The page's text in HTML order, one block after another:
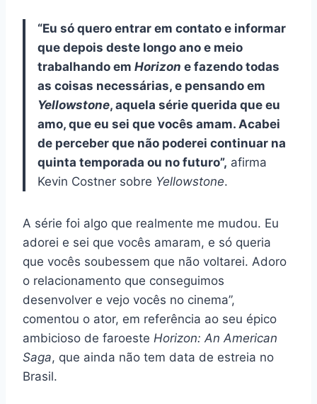
“Eu só quero entrar em contato e informar
que depois deste longo ano e meio
trabalhando em Horizon e fazendo todas
as coisas necessárias, e pensando em
Yellowstone, aquela série querida que eu
amo, que eu sei que vocês amam. Acabei
de perceber que não poderei continuar na
quinta temporada ou no futuro”, afirma
Kevin Costner sobre Yellowstone.
A série foi algo que realmente me mudou. Eu
adorei e sei que vocês amaram, e só queria
que vocês soubessem que não voltarei. Adoro
o relacionamento que conseguimos
desenvolver e vejo vocês no cinema”,
comentou o ator, em referência ao seu épico
ambicioso de faroeste Horizon: An American
Saga, que ainda não tem data de estreia no
Brasil.